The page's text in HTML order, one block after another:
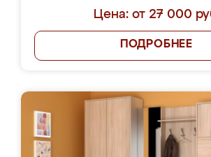
Цена: от 27 000
ПОДРОБНЕЕ